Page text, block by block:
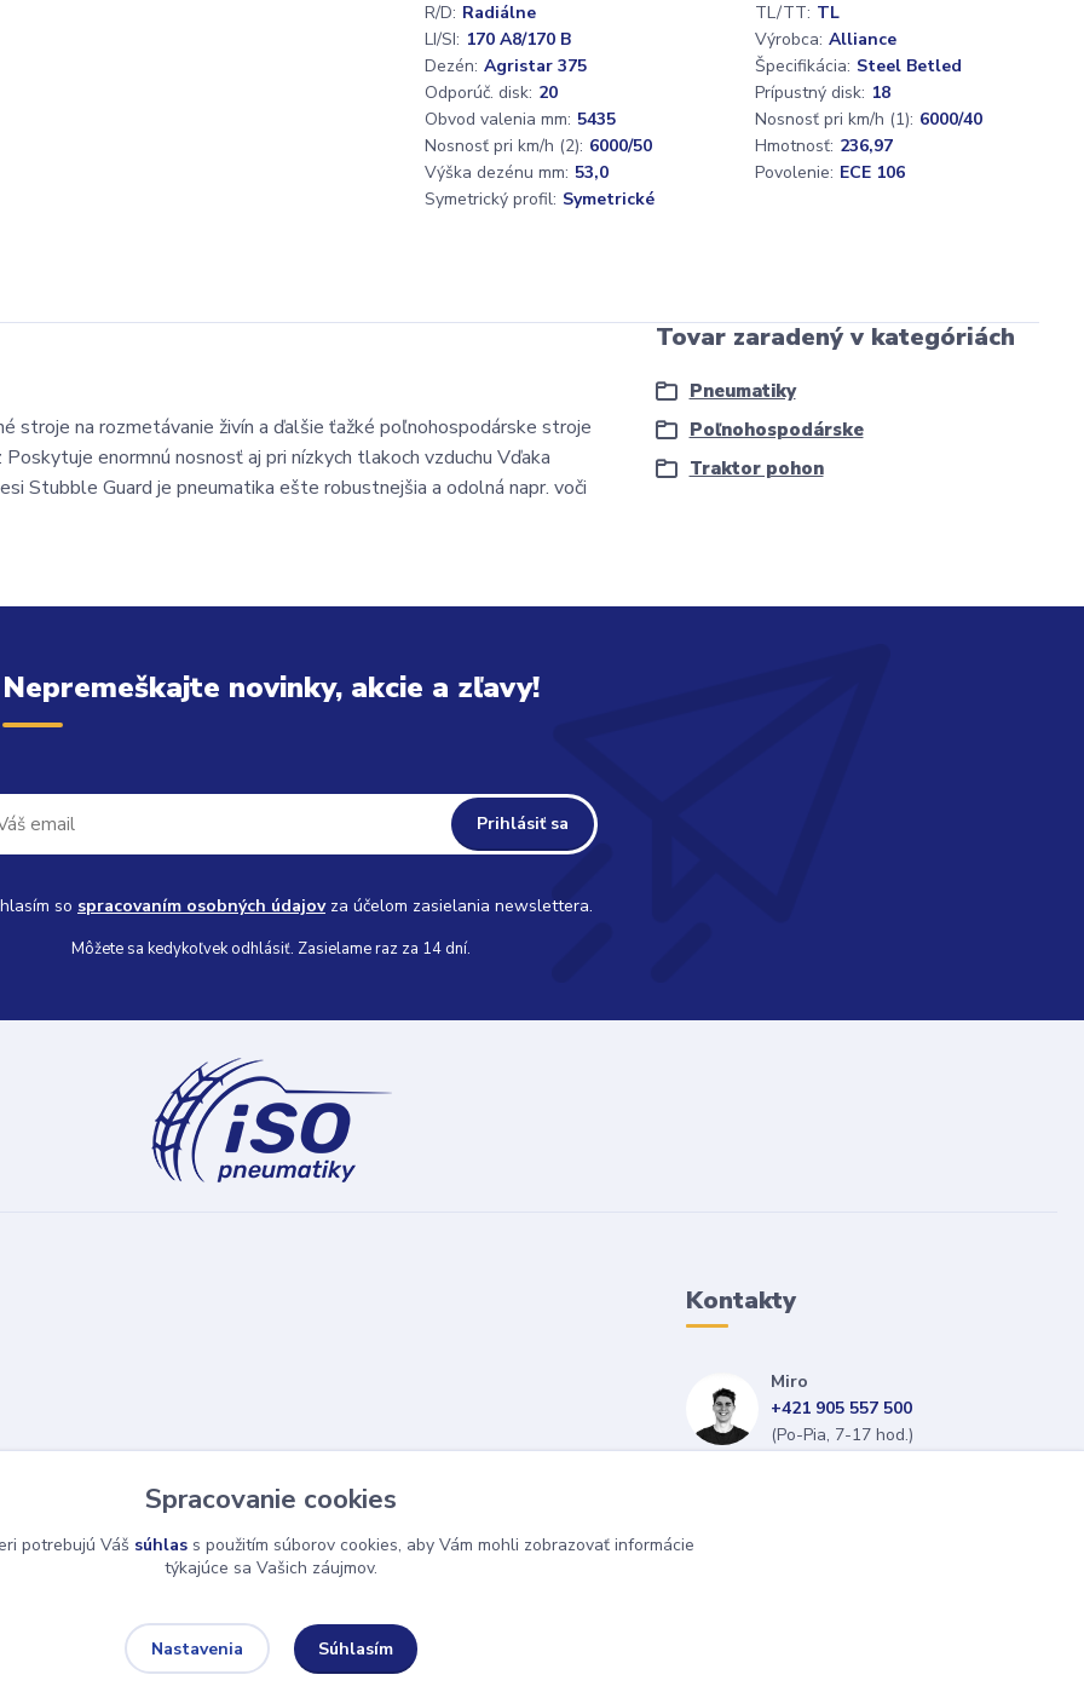
R/D: Radiálne TL/TT: TL
LI/SI: 170 A8/170 B Výrobca: Alliance
Dezén: Agristar 375 Špecifikácia: Steel Betled
Odporúč. disk: 20 Prípustný disk: 18
Obvod valenia mm: 5435 Nosnosť pri km/h (1): 6000/40
Nosnosť pri km/h (2): 6000/50 Hmotnosť: 236,97
Výška dezénu mm: 53,0 Povolenie: ECE 106
Symetrický profil: Symetrické
stroje na rozmetávanie živín a ďalšie ťažké poľnohospodárske stroje
enormnú nosnosť aj pri nízkych tlakoch vzduchu Vďaka
Stubble Guard je pneumatika ešte robustnejšia a odolná napr. voči
Tovar zaradený v kategóriách
Pneumatiky
Poľnohospodárske
Traktor pohon
Nepremeškajte novinky, akcie a zľavy!
Prihlásiť sa
so spracovaním osobných údajovza účelom zasielania newslettera.
Môžete sa kedykoľvek odhlásiť. Zasielame raz za 14 dní.
Kontakty
Miro
+421 905 557 500
(Po-Pia, 7-17 hod.)
Spracovanie cookies
potrebujú Váš súhlas s použitím súborov cookies, aby Vám mohli zobrazovať informácie
týkajúce sa Vašich záujmov.
Nastavenia Súhlasím